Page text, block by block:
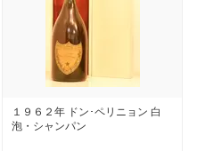
１９６２年 ドン･ペリニョン 白
泡・シャンパン